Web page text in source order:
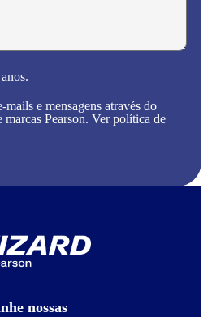
e mensagens através do
Pearson. Ver política de
nossas